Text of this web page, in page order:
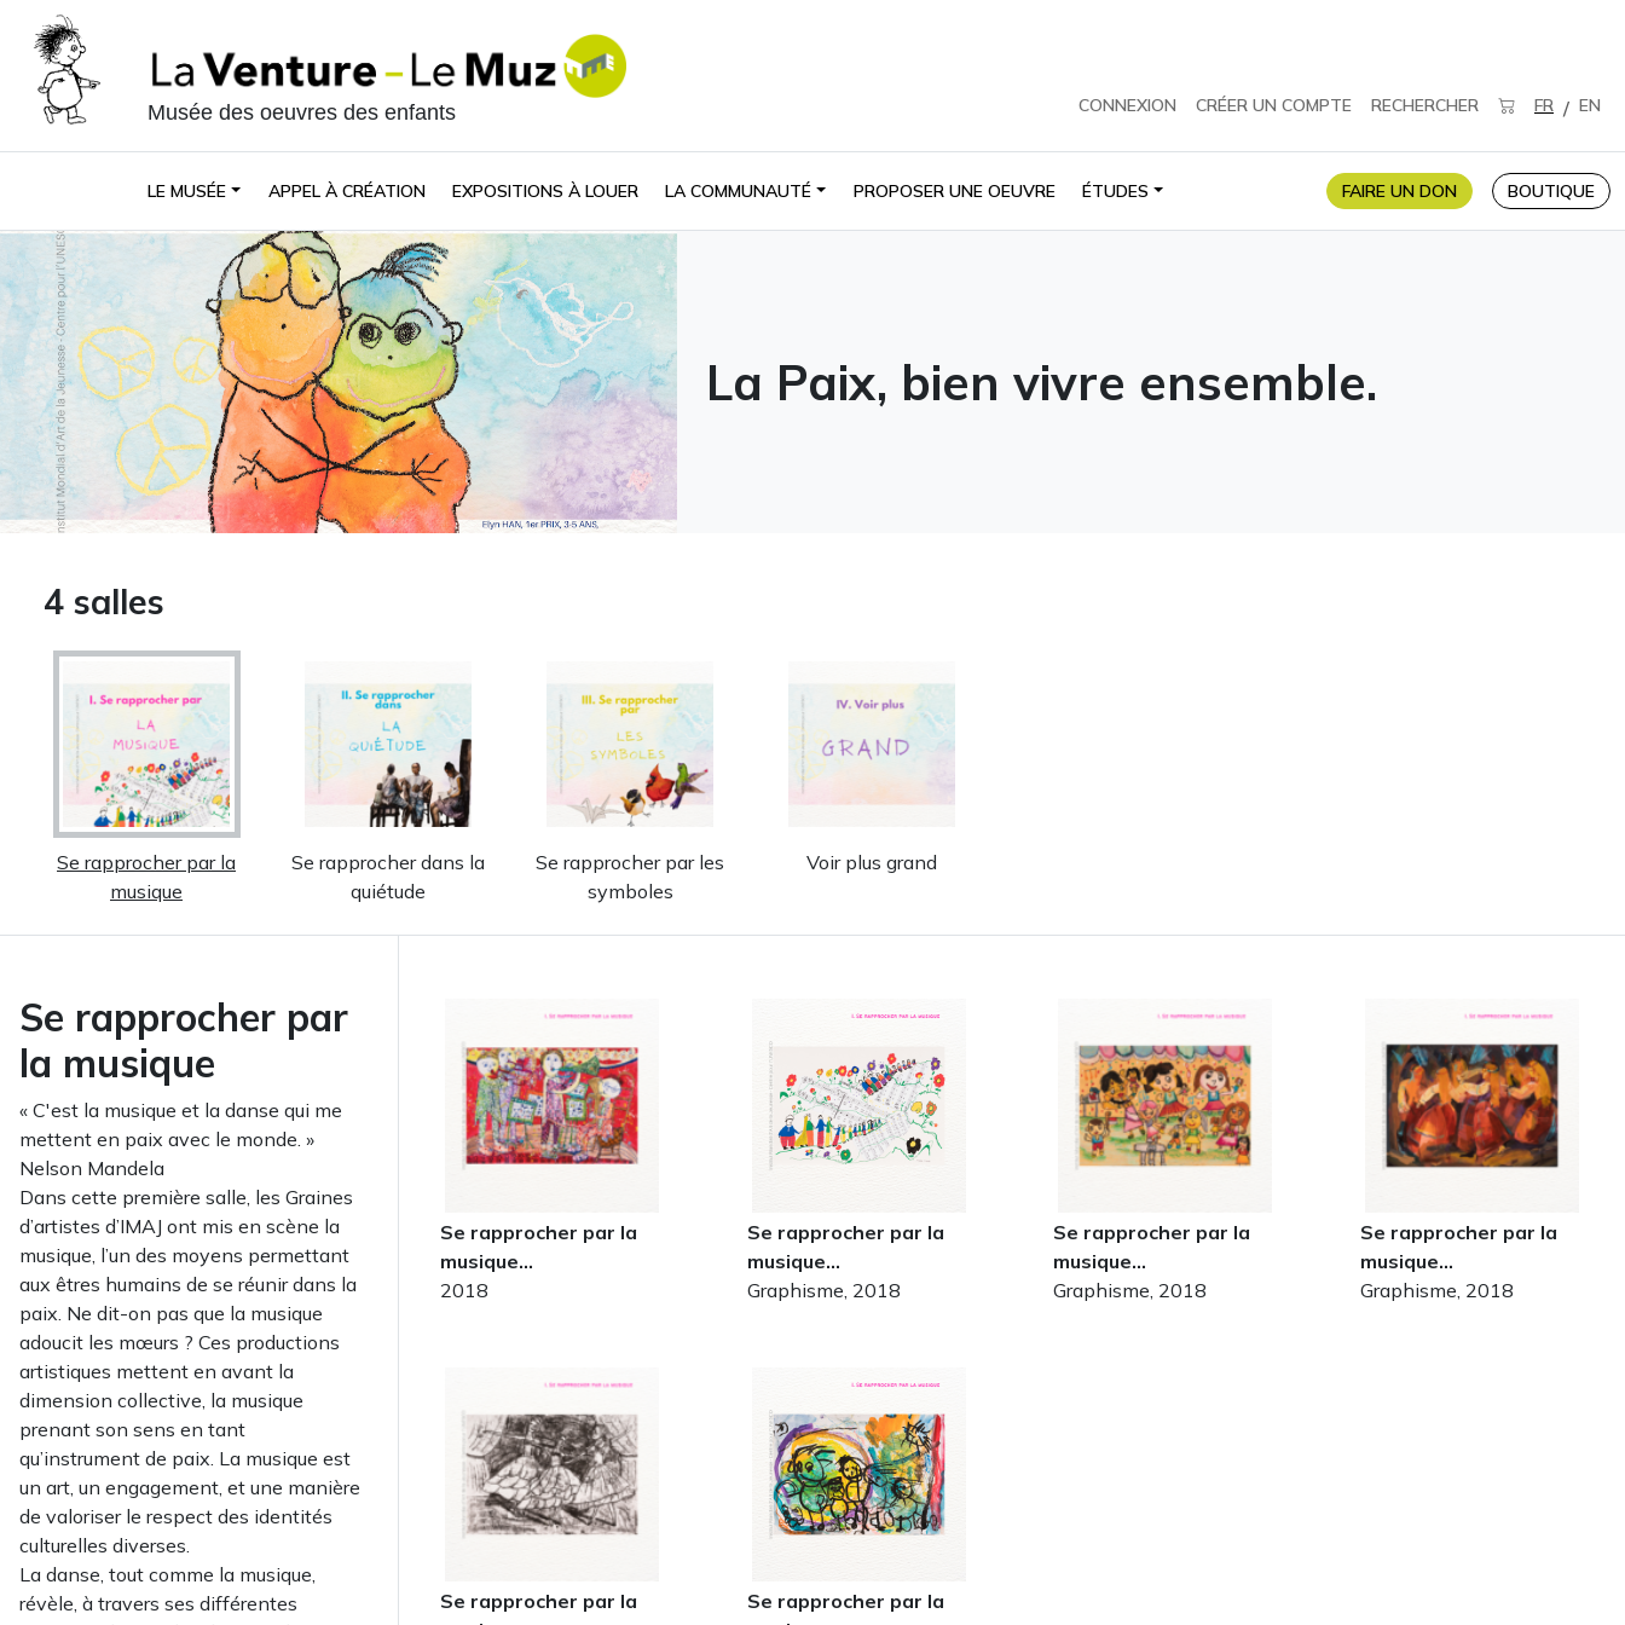
Musée des oeuvres des enfants CONNEXION CRÉER UN COMPTE RECHERCHER FR / EN
LE MUSÉE APPEL À CRÉATION EXPOSITIONS À LOUER LA COMMUNAUTÉ PROPOSER UNE OEUVRE ÉTUDES FAIRE UN DON BOUTIQUE
La Paix, bien vivre ensemble.
4 salles
Se rapprocher par la
musique
Se rapprocher dans la
quiétude
Se rapprocher par les
symboles
Voir plus grand
Se rapprocher par
la musique
« C'est la musique et la danse qui me
mettent en paix avec le monde. »
Nelson Mandela
Dans cette première salle, les Graines
d’artistes d’IMAJ ont mis en scène la
musique, l’un des moyens permettant
aux êtres humains de se réunir dans la
paix. Ne dit-on pas que la musique
adoucit les mœurs ? Ces productions
artistiques mettent en avant la
dimension collective, la musique
prenant son sens en tant
qu’instrument de paix. La musique est
un art, un engagement, et une manière
de valoriser le respect des identités
culturelles diverses.
La danse, tout comme la musique,
révèle, à travers ses différentes
Se rapprocher par la
musique…
2018
Se rapprocher par la
musique…
Graphisme, 2018
Se rapprocher par la
musique…
Graphisme, 2018
Se rapprocher par la
musique…
Graphisme, 2018
Se rapprocher par la
Se rapprocher par la